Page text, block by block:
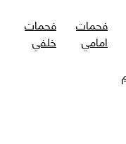
فحمات
امامي
فحمات
خلفي